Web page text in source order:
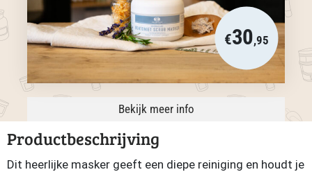
€30,95
Bekijk meer info
Productbeschrijving
Dit heerlijke masker geeft een diepe reiniging en houdt je